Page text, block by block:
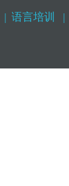
| 语言培训 |